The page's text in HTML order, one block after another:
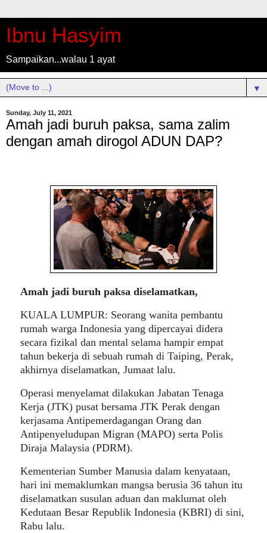
Ibnu Hasyim
Sampaikan...walau 1 ayat
▼
Sunday, July 11, 2021
Amah jadi buruh paksa, sama zalim
dengan amah dirogol ADUN DAP?
Amah jadi buruh paksa diselamatkan,
KUALA LUMPUR: Seorang wanita pembantu
rumah warga Indonesia yang dipercayai didera
secara fizikal dan mental selama hampir empat
tahun bekerja di sebuah rumah di Taiping, Perak,
akhirnya diselamatkan, Jumaat lalu.
Operasi menyelamat dilakukan Jabatan Tenaga
Kerja (JTK) pusat bersama JTK Perak dengan
kerjasama Antipemerdagangan Orang dan
Antipenyeludupan Migran (MAPO) serta Polis
Diraja Malaysia (PDRM).
Kementerian Sumber Manusia dalam kenyataan,
hari ini memaklumkan mangsa berusia 36 tahun itu
diselamatkan susulan aduan dan maklumat oleh
Kedutaan Besar Republik Indonesia (KBRI) di sini,
Rabu lalu.